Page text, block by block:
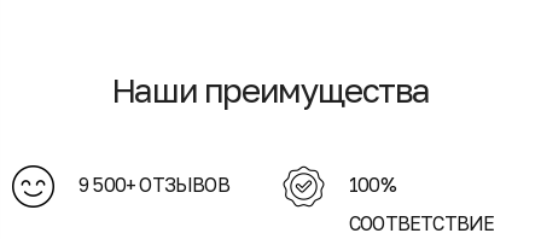
Наши преимущества
9 500+ ОТЗЫВОВ
100%
СООТВЕТСТВИЕ